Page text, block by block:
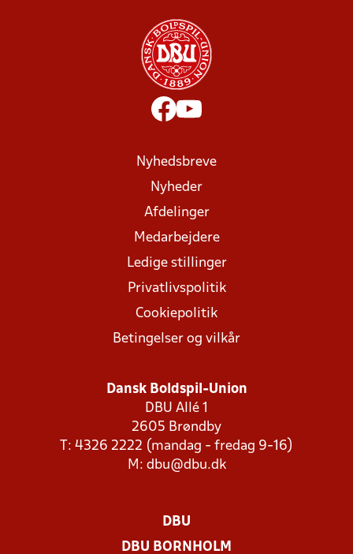
Nyhedsbreve
Nyheder
Afdelinger
Medarbejdere
Ledige stillinger
Privatlivspolitik
Cookiepolitik
Betingelser og vilkår
Dansk Boldspil-Union
DBU Allé 1
2605 Brøndby
T: 4326 2222 (mandag - fredag 9-16)
M: dbu@dbu.dk
DBU
DBU BORNHOLM